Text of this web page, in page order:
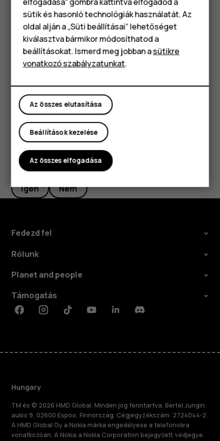
Okostelefonok
Klasszikus telefonok
Tartozékok
Táblagépek
Ha észreveszi, hogy helytelenül írt be egy szót,
koppintson rá; ekkor megjelennek a szó javítási javaslatai.
A helyesírás-ellenőrző kikapcsolása
Koppintson a Beállítások Rendszer
Speciális>Helyesírás-ellenőrző
lehetőséget.
Hasznosnak találtad?
Igen Nem
Fedezd fel
Rólunk
Planet and people
Támogatás
FacebookInstagramTiktokYoutubeLinkedinDiscord
Hungary
TM és © 2026 HMD Global. Minden jog fenntartva. Bertel Jungin
aukio 9, 02600 Espoo, Finnország. Cégjegyzékszám: 2724044-2.
A HMD Global Oy a Nokia márka engedélyese a telefonokra
vonatkozóan. A Nokia a Nokia Corporation bejegyzett védjegye.
sütik és hasonló technológiák használatát. Az
oldal alján a „Süti beállításai“ lehetőséget
kiválasztva bármikor módosíthatod a
beállításokat. Ismerd meg jobban asütikre
vonatkozó szabályzatunkat.
Az összes elutasítása
Beállítások kezelése
Az összes elfogadása